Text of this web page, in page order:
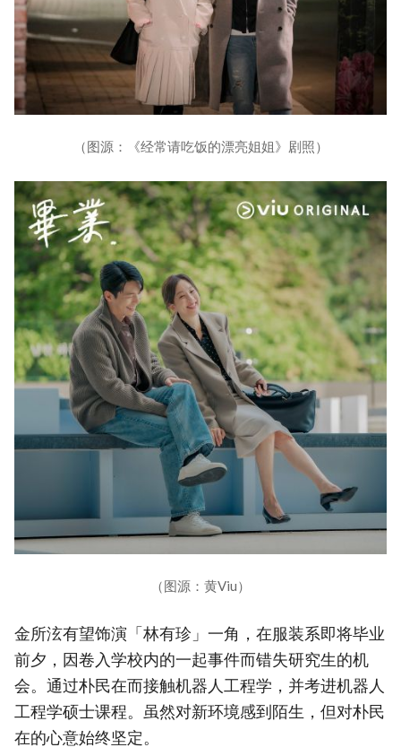
（图源：《经常请吃饭的漂亮姐姐》剧照）
（图源：黄Viu）
金所泫有望饰演「林有珍」一角，在服装系即将毕业
前夕，因卷入学校内的一起事件而错失研究生的机
会。通过朴民在而接触机器人工程学，并考进机器人
工程学硕士课程。虽然对新环境感到陌生，但对朴民
在的心意始终坚定。